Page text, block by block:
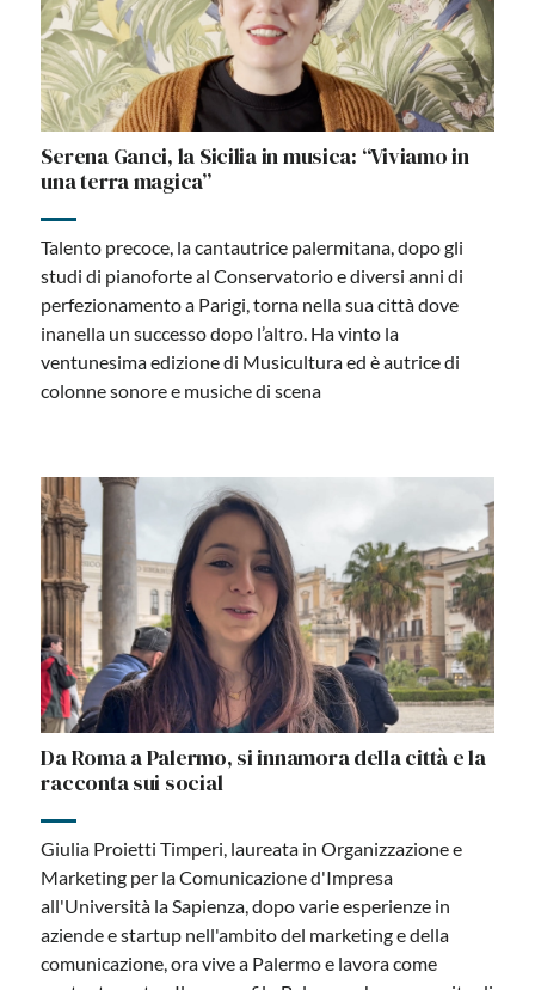
Serena Ganci, la Sicilia in musica: “Viviamo in
una terra magica”
Talento precoce, la cantautrice palermitana, dopo gli
studi di pianoforte al Conservatorio e diversi anni di
perfezionamento a Parigi, torna nella sua città dove
inanella un successo dopo l’altro. Ha vinto la
ventunesima edizione di Musicultura ed è autrice di
colonne sonore e musiche di scena
Da Roma a Palermo, si innamora della città e la
racconta sui social
Giulia Proietti Timperi, laureata in Organizzazione e
Marketing per la Comunicazione d'Impresa
all'Università la Sapienza, dopo varie esperienze in
aziende e startup nell'ambito del marketing e della
comunicazione, ora vive a Palermo e lavora come